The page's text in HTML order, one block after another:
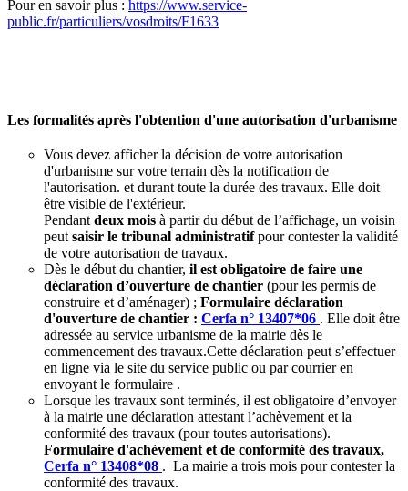
Pour en savoir plus : https://www.service-
public.fr/particuliers/vosdroits/F1633
Les formalités après l'obtention d'une autorisation d'urbanisme
Vous devez afficher la décision de votre autorisation
d'urbanisme sur votre terrain dès la notification de
l'autorisation. et durant toute la durée des travaux. Elle doit
être visible de l'extérieur.
Pendant deux mois à partir du début de l’affichage, un voisin
peut saisir le tribunal administratifpour contester la validité
de votre autorisation de travaux.
Dès le début du chantier, il est obligatoire de faire une
déclaration d’ouverture de chantier (pour les permis de
construire et d’aménager) ; Formulaire déclaration
d'ouverture de chantier : Cerfa n° 13407*06 . Elle doit être
adressée au service urbanisme de la mairie dès le
commencement des travaux.Cette déclaration peut s’effectuer
en ligne via le site du service public ou par courrier en
envoyant le formulaire .
Lorsque les travaux sont terminés, il est obligatoire d’envoyer
à la mairie une déclaration attestant l’achèvement et la
conformité des travaux (pour toutes autorisations).
Formulaire d'achèvement et de conformité des travaux,
Cerfa n° 13408*08 . La mairie a trois mois pour contester la
conformité des travaux.